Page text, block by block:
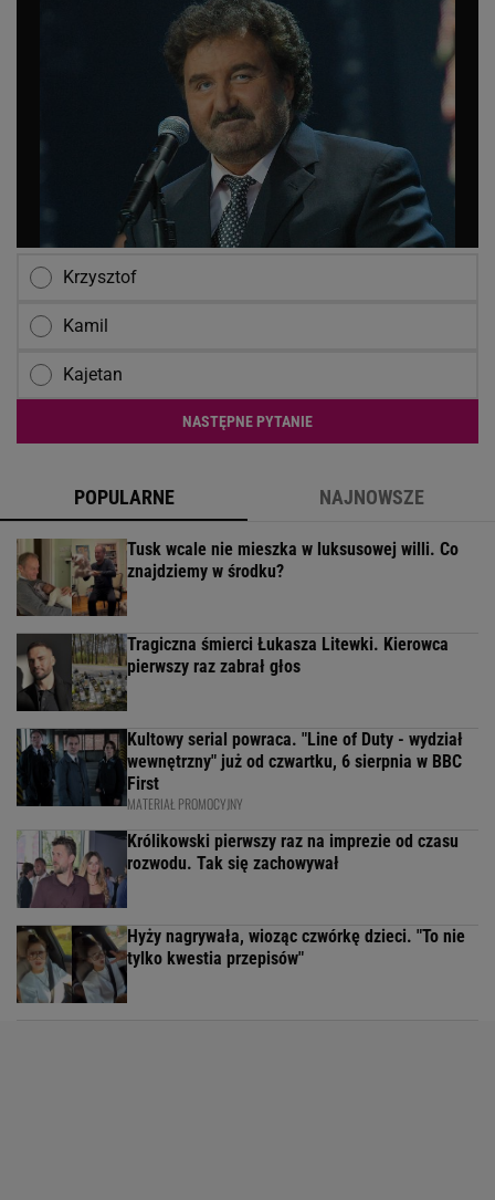
Krzysztof
Kamil
Kajetan
NASTĘPNE PYTANIE
POPULARNE NAJNOWSZE
Tusk wcale nie mieszka w luksusowej willi. Co
znajdziemy w środku?
Tragiczna śmierci Łukasza Litewki. Kierowca
pierwszy raz zabrał głos
Kultowy serial powraca. "Line of Duty - wydział
wewnętrzny" już od czwartku, 6 sierpnia w BBC
First
MATERIAŁ PROMOCYJNY
Królikowski pierwszy raz na imprezie od czasu
rozwodu. Tak się zachowywał
Hyży nagrywała, wioząc czwórkę dzieci. "To nie
tylko kwestia przepisów"